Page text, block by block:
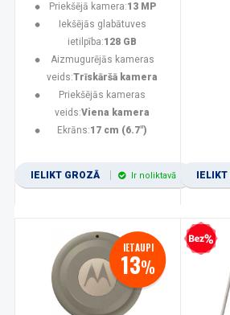
Priekšējā kamera:13 MP
Iekšējās glabātuves
ietilpība:128 GB
Aizmugurējās kameras
veids:Trīskāršā kamera
Priekšējās kameras
veids:Viena kamera
Ekrāns:17 cm (6.7")
IELIKT GROZĀ Ir noliktavā
IETAUPI
13%
Bezprocentu